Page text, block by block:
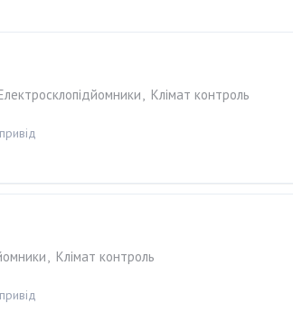
, Клiмат контроль
Клiмат контроль